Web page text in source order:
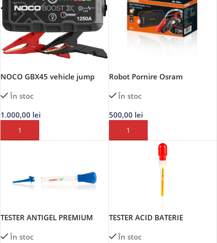
NOCO GBX45 vehicle jump
În stoc
1.000,00 lei
ADAUGĂ ÎN COȘ
Robot Pornire Osram
În stoc
500,00 lei
ADAUGĂ ÎN COȘ
TESTER ANTIGEL PREMIUM
În stoc
TESTER ACID BATERIE
În stoc